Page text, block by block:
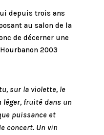
depuis trois ans
au salon de la
de décerner une
2003
sur la violette, le
léger, fruité dans un
puissance et
concert. Un vin